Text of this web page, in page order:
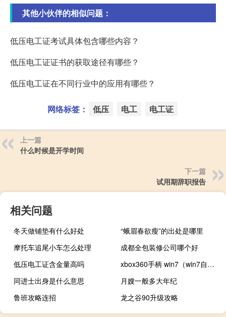
其他小伙伴的相似问题：
低压电工证考试具体包含哪些内容？
低压电工证证书的获取途径有哪些？
低压电工证在不同行业中的应用有哪些？
网络标签： 低压 电工 电工证
上一篇
什么时候是开学时间
下一篇
试用期辞职报告
相关问题
冬天做铺垫有什么好处
“蛾眉春欲瘦”的出处是哪里
摩托车追尾小车怎么处理
成都全包装修公司哪个好
低压电工证含金量高吗
xbox360手柄 win7（win7自带xbox360手柄驱动吗）
同进士出身是什么意思
月嫂一般多大年纪
鲁班攻略连招
龙之谷90升级攻略